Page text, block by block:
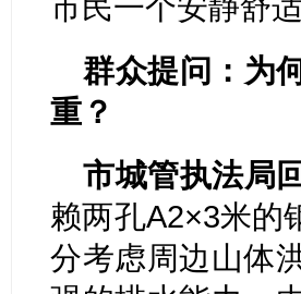
群众提问：为
重？
市城管执法局
赖两孔A2×3米的
分考虑周边山体